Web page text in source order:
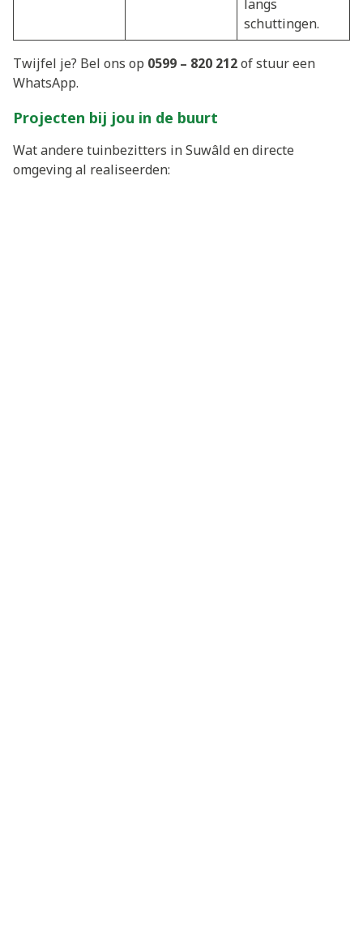
langs
schuttingen.
Twijfel je? Bel ons op 0599 – 820 212of stuur een
WhatsApp.
Projecten bij jou in de buurt
Wat andere tuinbezitters in Suwâld en directe
omgeving al realiseerden: